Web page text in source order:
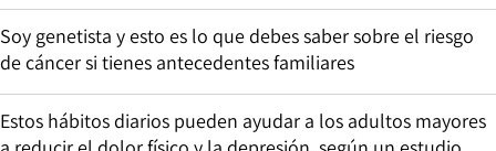
Soy genetista y esto es lo que debes saber sobre el riesgo
de cáncer si tienes antecedentes familiares
Estos hábitos diarios pueden ayudar a los adultos mayores